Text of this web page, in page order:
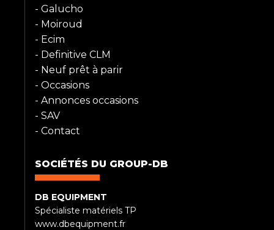
- Galucho
- Moiroud
- Ecim
- Definitive CLM
- Neuf prêt à parir
- Occasions
- Annonces occasions
- SAV
- Contact
SOCIÉTÉS DU GROUP-DB
DB EQUIPMENT
Spécialiste matériels TP
www.dbequipment.fr